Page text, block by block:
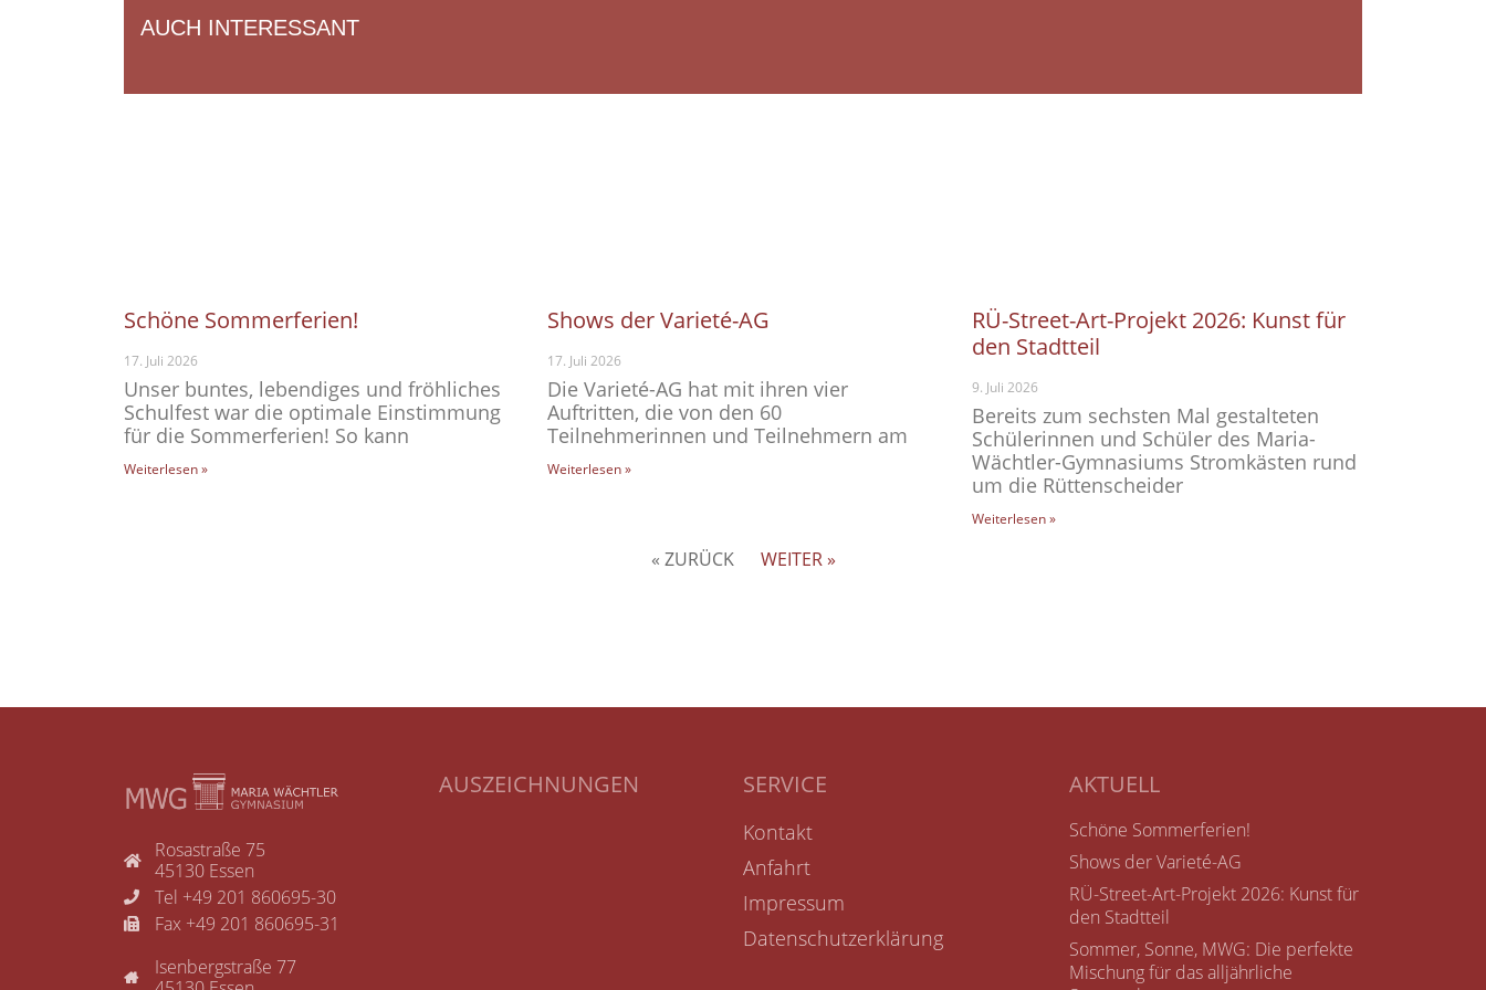
AUCH INTERESSANT
Schöne Sommerferien!
17. Juli 2026
Unser buntes, lebendiges und fröhliches
Schulfest war die optimale Einstimmung
für die Sommerferien! So kann
Weiterlesen »
Shows der Varieté-AG
17. Juli 2026
Die Varieté-AG hat mit ihren vier
Auftritten, die von den 60
Teilnehmerinnen und Teilnehmern am
Weiterlesen »
RÜ-Street-Art-Projekt 2026: Kunst für
den Stadtteil
9. Juli 2026
Bereits zum sechsten Mal gestalteten
Schülerinnen und Schüler des Maria-
Wächtler-Gymnasiums Stromkästen rund
um die Rüttenscheider
Weiterlesen »
« ZURÜCK WEITER »
Rosastraße 75
45130 Essen
Tel +49 201 860695-30
Fax +49 201 860695-31
Isenbergstraße 77
AUSZEICHNUNGEN SERVICE
Kontakt
Anfahrt
Impressum
Datenschutzerklärung
AKTUELL
Schöne Sommerferien!
Shows der Varieté-AG
RÜ-Street-Art-Projekt 2026: Kunst für
den Stadtteil
Sommer, Sonne, MWG: Die perfekte
Mischung für das alljährliche